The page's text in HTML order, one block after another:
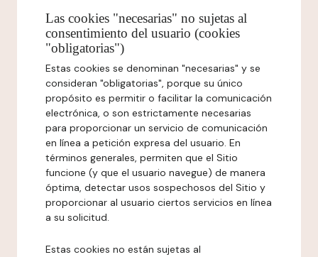
Las cookies "necesarias" no sujetas al
consentimiento del usuario (cookies
"obligatorias")
Estas cookies se denominan "necesarias" y se
consideran "obligatorias", porque su único
propósito es permitir o facilitar la comunicación
electrónica, o son estrictamente necesarias
para proporcionar un servicio de comunicación
en línea a petición expresa del usuario. En
términos generales, permiten que el Sitio
funcione (y que el usuario navegue) de manera
óptima, detectar usos sospechosos del Sitio y
proporcionar al usuario ciertos servicios en línea
a su solicitud.
Estas cookies no están sujetas al